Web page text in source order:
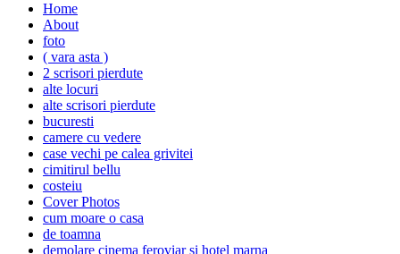
Home
About
foto
( vara asta )
2 scrisori pierdute
alte locuri
alte scrisori pierdute
bucuresti
camere cu vedere
case vechi pe calea grivitei
cimitirul bellu
costeiu
Cover Photos
cum moare o casa
de toamna
demolare cinema feroviar si hotel marna